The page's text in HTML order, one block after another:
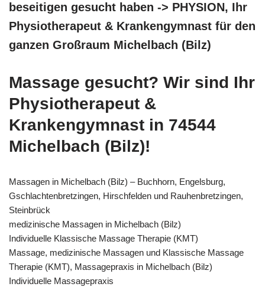
beseitigen gesucht haben -> PHYSION, Ihr
Physiotherapeut & Krankengymnast für den
ganzen Großraum Michelbach (Bilz)
Massage gesucht? Wir sind Ihr
Physiotherapeut &
Krankengymnast in 74544
Michelbach (Bilz)!
Massagen in Michelbach (Bilz) – Buchhorn, Engelsburg,
Gschlachtenbretzingen, Hirschfelden und Rauhenbretzingen,
Steinbrück
medizinische Massagen in Michelbach (Bilz)
Individuelle Klassische Massage Therapie (KMT)
Massage, medizinische Massagen und Klassische Massage
Therapie (KMT), Massagepraxis in Michelbach (Bilz)
Individuelle Massagepraxis